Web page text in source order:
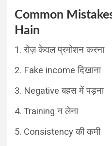
Common
Hain
1. रोज़ केवल प्रमोशन करना
2. Fake income दिखाना
3. Negative बहस में पड़ना
4. Training न लेना
5. Consistency की कमी